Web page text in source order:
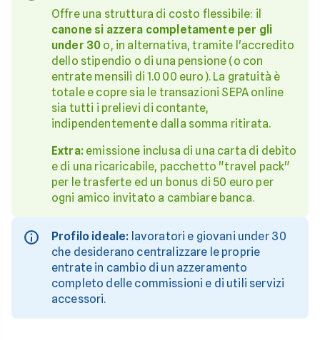
Offre una struttura di costo flessibile: il
canone si azzera completamente per gli
under 30 o, in alternativa, tramite l'accredito
dello stipendio o di una pensione (o con
entrate mensili di 1.000 euro). La gratuità è
totale e copre sia le transazioni SEPA online
sia tutti i prelievi di contante,
indipendentemente dalla somma ritirata.
Extra:emissione inclusa di una carta di debito
e di una ricaricabile, pacchetto "travel pack"
per le trasferte ed un bonus di 50 euro per
ogni amico invitato a cambiare banca.
Profilo ideale: lavoratori e giovani under 30
che desiderano centralizzare le proprie
entrate in cambio di un azzeramento
completo delle commissioni e di utili servizi
accessori.